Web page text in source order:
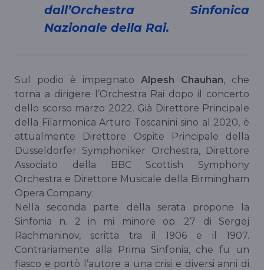
dall’Orchestra Sinfonica
Nazionale della Rai.
Sul podio è impegnato Alpesh Chauhan, che
torna a dirigere l’Orchestra Rai dopo il concerto
dello scorso marzo 2022. Già Direttore Principale
della Filarmonica Arturo Toscanini sino al 2020, è
attualmente Direttore Ospite Principale della
Düsseldorfer Symphoniker Orchestra, Direttore
Associato della BBC Scottish Symphony
Orchestra e Direttore Musicale della Birmingham
Opera Company.
Nella seconda parte della serata propone la
Sinfonia n. 2 in mi minore op. 27 di Sergej
Rachmaninov, scritta tra il 1906 e il 1907.
Contrariamente alla Prima Sinfonia, che fu un
fiasco e portò l’autore a una crisi e diversi anni di